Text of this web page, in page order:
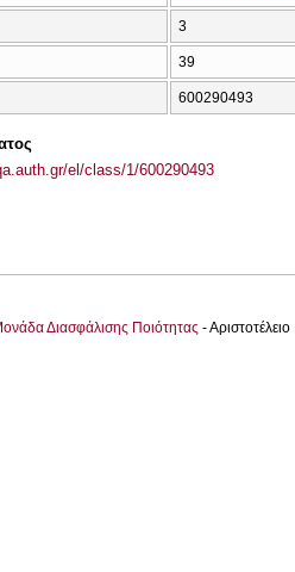
3
39
600290493
el/class/1/600290493
Διασφάλισης Ποιότητας -